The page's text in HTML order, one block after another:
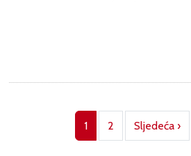
1 2 Sljedeća ›